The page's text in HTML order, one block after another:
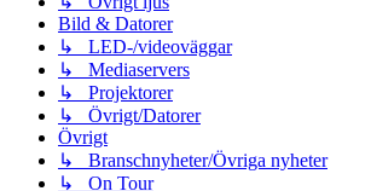
Bild & Datorer
↳ LED-/videoväggar
↳ Mediaservers
↳ Projektorer
↳ Övrigt/Datorer
Övrigt
↳ Branschnyheter/Övriga nyheter
↳ On Tour